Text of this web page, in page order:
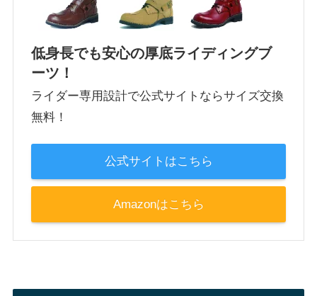
低身長でも安心の厚底ライディングブ
ーツ！
ライダー専用設計で公式サイトならサイズ交換
無料！
公式サイトはこちら
Amazonはこちら